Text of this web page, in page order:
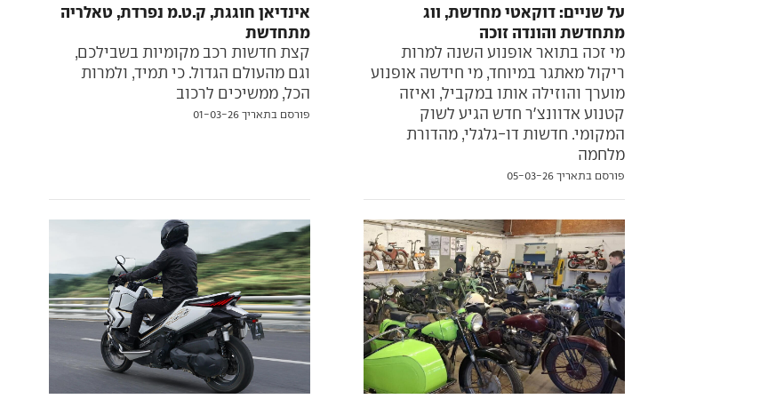
על שניים: דוקאטי מחדשת, ווג
מתחדשת והונדה זוכה
מי זכה בתואר אופנוע השנה למרות
ריקול מאתגר במיוחד, מי חידשה אופנוע
מוערך והוזילה אותו במקביל, ואיזה
קטנוע אדוונצ'ר חדש הגיע לשוק
המקומי. חדשות דו-גלגלי, מהדורת
מלחמה
פורסם בתאריך 05-03-26
אינדיאן חוגגת, ק.ט.מ נפרדת, טאלריה
מתחדשת
קצת חדשות רכב מקומיות בשבילכם,
וגם מהעולם הגדול. כי תמיד, ולמרות
הכל, ממשיכים לרכוב
פורסם בתאריך 01-03-26